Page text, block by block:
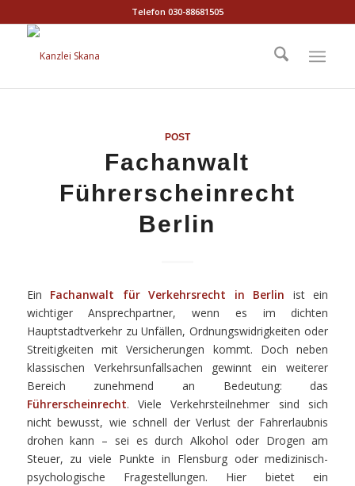
Telefon 030-88681505
POST
Fachanwalt
Führerscheinrecht
Berlin
Ein Fachanwalt für Verkehrsrecht in Berlin ist ein
wichtiger Ansprechpartner, wenn es im dichten
Hauptstadtverkehr zu Unfällen, Ordnungswidrigkeiten oder
Streitigkeiten mit Versicherungen kommt. Doch neben
klassischen Verkehrsunfallsachen gewinnt ein weiterer
Bereich zunehmend an Bedeutung: das
Führerscheinrecht. Viele Verkehrsteilnehmer sind sich
nicht bewusst, wie schnell der Verlust der Fahrerlaubnis
drohen kann – sei es durch Alkohol oder Drogen am
Steuer, zu viele Punkte in Flensburg oder medizinisch-
psychologische Fragestellungen. Hier bietet ein